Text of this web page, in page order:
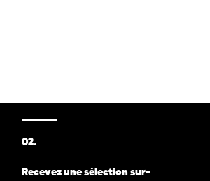
02.
Recevez une sélection sur-